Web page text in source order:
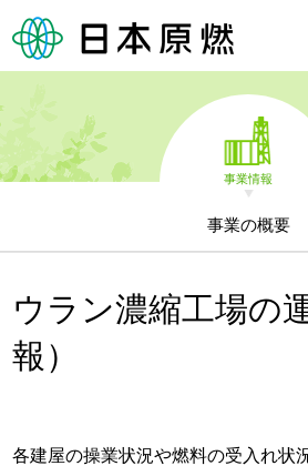
事業情報
事業の概要
ウラン濃縮工場の
報）
各建屋の操業状況や燃料の受入れ状